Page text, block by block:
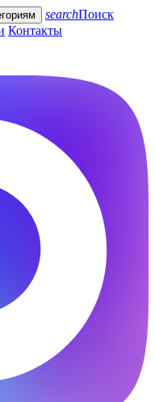
searchПоиск
Контакты